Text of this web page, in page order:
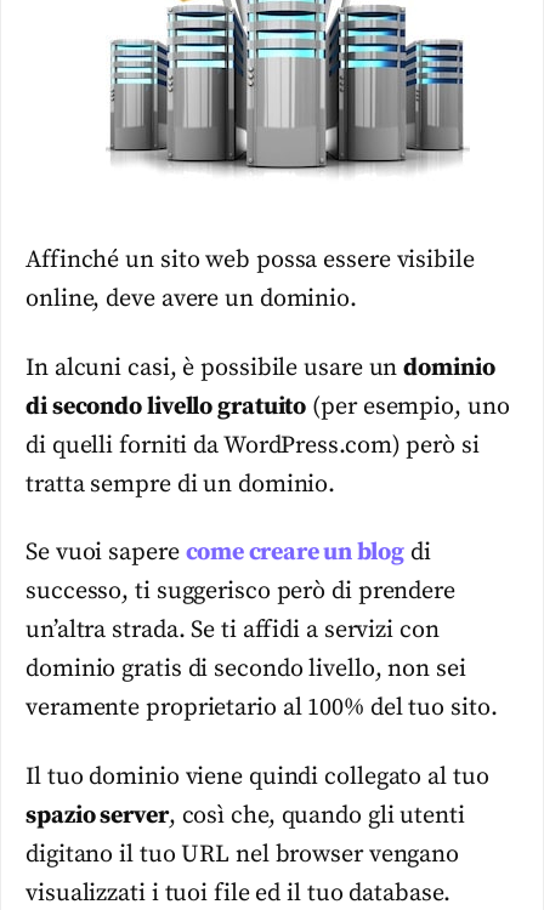
Affinché un sito web possa essere visibile
online, deve avere un dominio.
In alcuni casi, è possibile usare undominio
di secondo livello gratuito (per esempio, uno
di quelli forniti da WordPress.com) però si
tratta sempre di un dominio.
Se vuoi sapere come creare un blogdi
successo, ti suggerisco però di prendere
un’altra strada. Se ti affidi a servizi con
dominio gratis di secondo livello, non sei
veramente proprietario al 100% del tuo sito.
Il tuo dominio viene quindi collegato al tuo
spazio server, così che, quando gli utenti
digitano il tuo URL nel browser vengano
visualizzati i tuoi file ed il tuo database.